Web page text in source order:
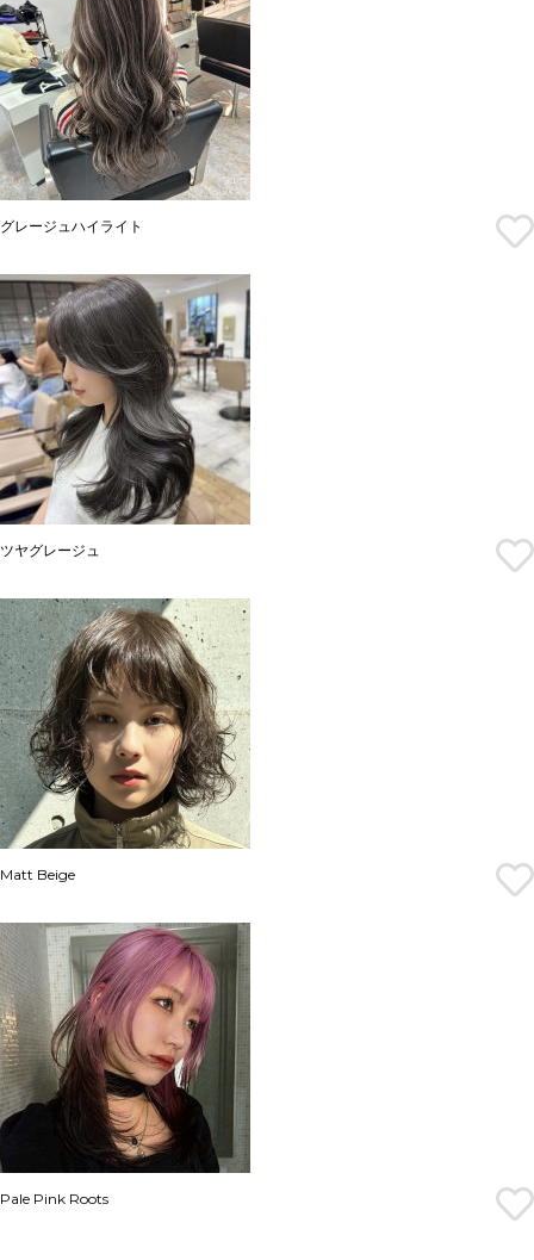
グレージュハイライト
ツヤグレージュ
Matt Beige
Pale Pink Roots